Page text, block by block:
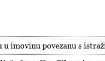
u imovinu povezanu s